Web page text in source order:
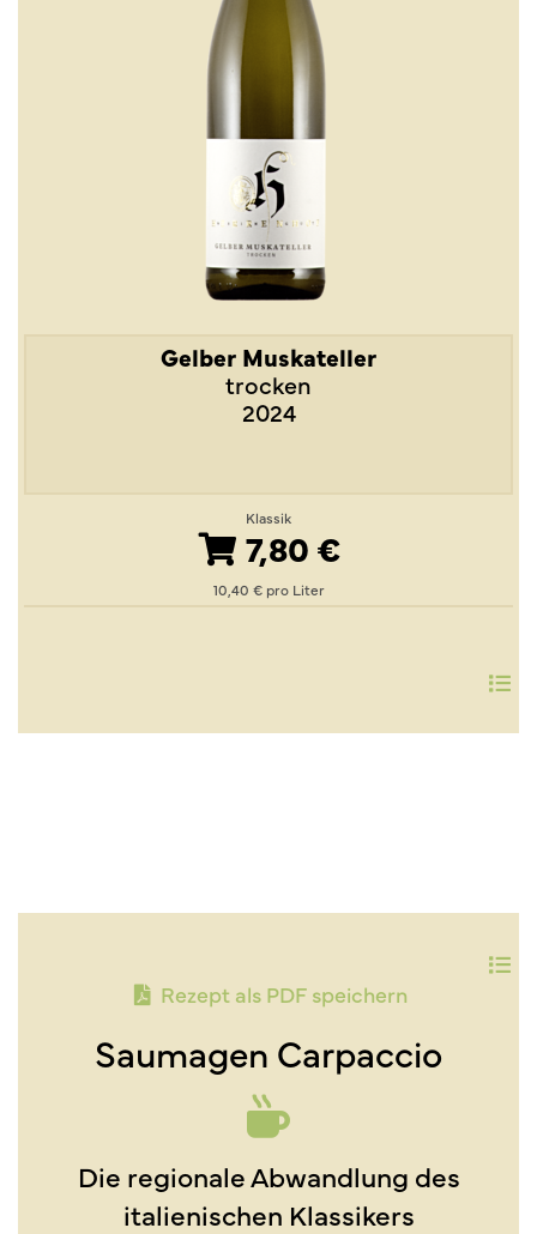
Gelber Muskateller
trocken
2024
Klassik
7,80 €
10,40 € pro Liter
Rezept als PDF speichern
Saumagen Carpaccio
Die regionale Abwandlung des
italienischen Klassikers